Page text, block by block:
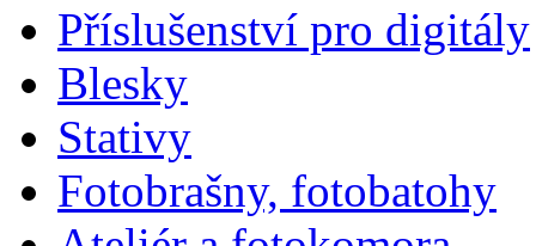
Příslušenství pro digitály
Blesky
Stativy
Fotobrašny, fotobatohy